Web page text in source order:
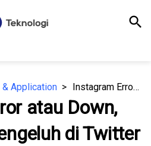
search
Application Instagram Error atau Down, Pengguna Mengeluh di Twitter
atau Down,
di Twitter